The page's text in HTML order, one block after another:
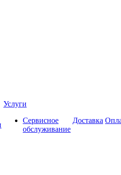
Услуги
Сервисное
обслуживание
Доставка